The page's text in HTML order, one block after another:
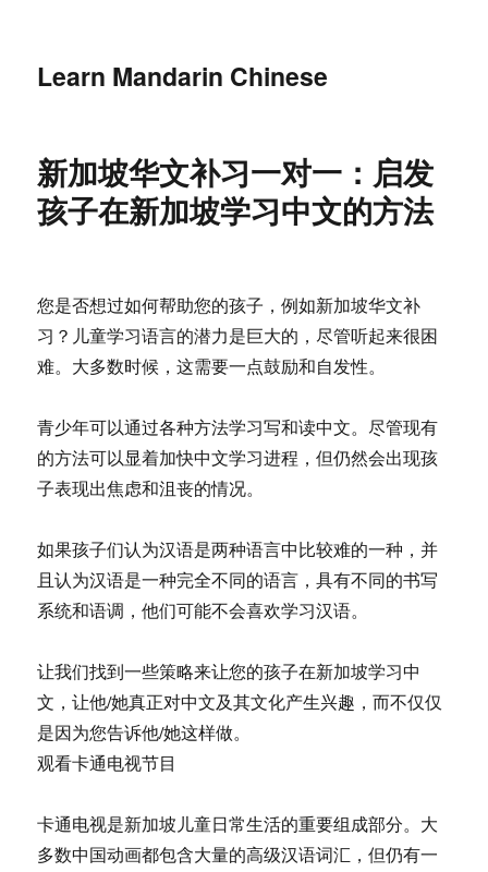
Learn Mandarin Chinese
新加坡华文补习一对一：启发
孩子在新加坡学习中文的方法
您是否想过如何帮助您的孩子，例如新加坡华文补
习？儿童学习语言的潜力是巨大的，尽管听起来很困
难。大多数时候，这需要一点鼓励和自发性。
青少年可以通过各种方法学习写和读中文。尽管现有
的方法可以显着加快中文学习进程，但仍然会出现孩
子表现出焦虑和沮丧的情况。
如果孩子们认为汉语是两种语言中比较难的一种，并
且认为汉语是一种完全不同的语言，具有不同的书写
系统和语调，他们可能不会喜欢学习汉语。
让我们找到一些策略来让您的孩子在新加坡学习中
文，让他/她真正对中文及其文化产生兴趣，而不仅仅
是因为您告诉他/她这样做。
观看卡通电视节目
卡通电视是新加坡儿童日常生活的重要组成部分。大
多数中国动画都包含大量的高级汉语词汇，但仍有一